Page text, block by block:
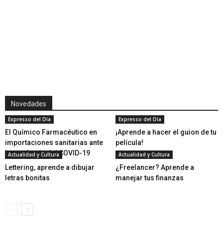
Novedades
Expresso del Día
El Químico Farmacéutico en
importaciones sanitarias ante
la pandemia del COVID-19
Expresso del Día
¡Aprende a hacer el guion de tu
película!
Actualidad y Cultura
Lettering, aprende a dibujar
letras bonitas
Actualidad y Cultura
¿Freelancer? Aprende a
manejar tus finanzas